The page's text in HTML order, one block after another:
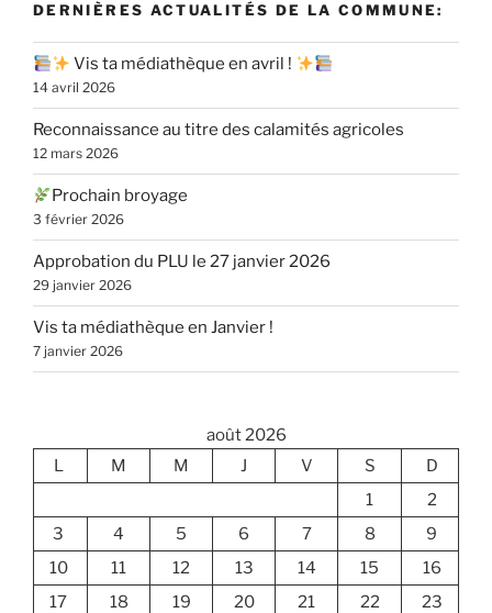
DERNIÈRES ACTUALITÉS DE LA COMMUNE:
Vis ta médiathèque en avril !
14 avril 2026
Reconnaissance au titre des calamités agricoles
12 mars 2026
Prochain broyage
3 février 2026
Approbation du PLU le 27 janvier 2026
29 janvier 2026
Vis ta médiathèque en Janvier !
7 janvier 2026
août 2026
L
M M J V S
D
1
2
3
4 5 6 7 8
9
10
11 12 13 14 15
16
17
18 19 20 21 22
23